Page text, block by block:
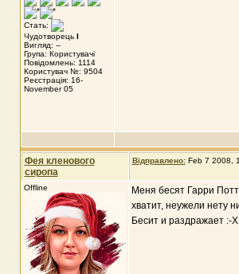
Стать:
Чудотворець I
Вигляд: --
Група: Користувачі
Повідомлень: 1114
Користувач №: 9504
Реєстрація: 16-
November 05
Фея кленового
сиропа
Відправлено: Feb 7 2008,
Offline
Меня бесят Гарри
хватит, неужели нету
Бесит и раздражает :-X